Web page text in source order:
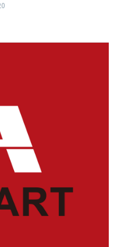
究センター